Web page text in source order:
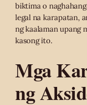
biktima o
legal na karapatan,
ng kaalaman upang
kasong ito.
Mga
ng